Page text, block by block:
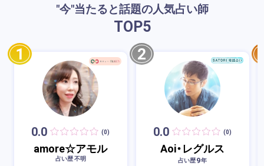
"今"当たると話題の人気占い師
TOP5
1
0.0 (0)
amore☆アモル
占い歴 不明
2
0.0 (0)
Aoi・レグルス
占い歴9年